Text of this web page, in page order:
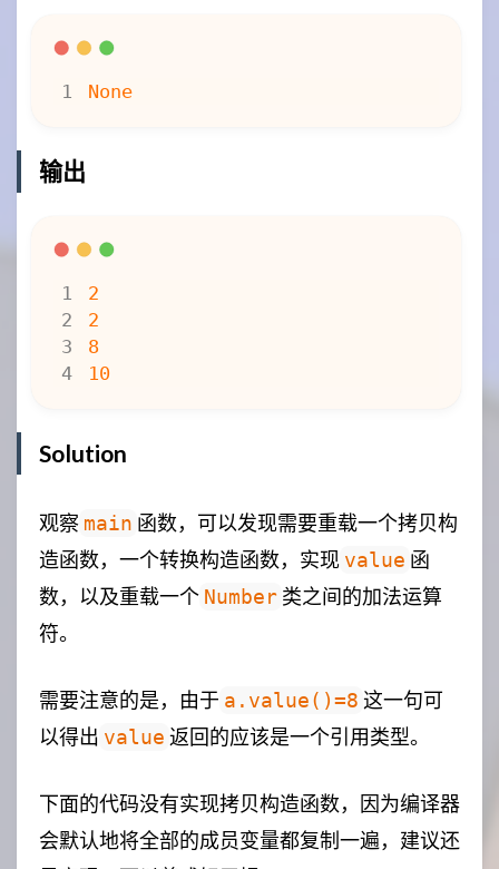
None
输出
4
8
10
Solution
观察 main 函数，可以发现需要重载一个拷贝构
造函数，一个转换构造函数，实现 value 函
数，以及重载一个 Number 类之间的加法运算
符。
需要注意的是，由于 a.value()=8 这一句可
以得出 value 返回的应该是一个引用类型。
下面的代码没有实现拷贝构造函数，因为编译器
会默认地将全部的成员变量都复制一遍，建议还